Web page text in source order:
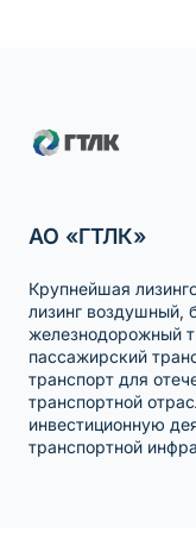
АО «ГТЛК»
Крупнейшая
лизинг воздушный,
железнодорожный
пассажирский
транспорт для
транспортной
инвестиционную
транспортной